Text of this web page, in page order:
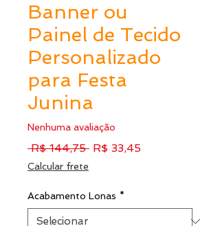
Banner ou
Painel de Tecido
Personalizado
para Festa
Junina
Nenhuma avaliação
R$ 144,75 Preço
R$ 33,45Preço
Calcular frete
Acabamento Lonas *